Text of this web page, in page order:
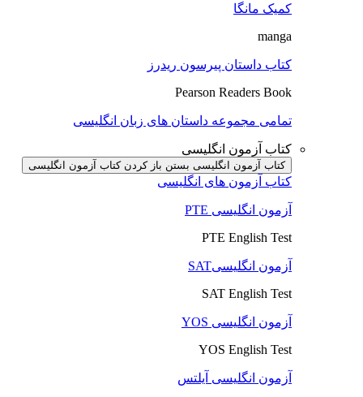
کمیک مانگا
manga
کتاب داستان پیرسون ریدرز
Pearson Readers Book
تمامی مجموعه داستان های زبان انگلیسی
کتاب آزمون انگلیسی
کتاب آزمون انگلیسی بستن باز کردن کتاب آزمون انگلیسی
کتاب آزمون های انگلیسی
آزمون انگلیسی PTE
PTE English Test
آزمون انگلیسیSAT
SAT English Test
آزمون انگلیسی YOS
YOS English Test
آزمون انگلیسی آیلتس